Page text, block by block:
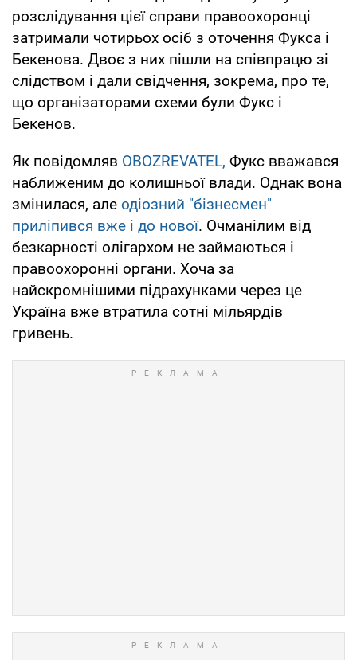
розслідування цієї справи правоохоронці
затримали чотирьох осіб з оточення Фукса і
Бекенова. Двоє з них пішли на співпрацю зі
слідством і дали свідчення, зокрема, про те,
що організаторами схеми були Фукс і
Бекенов.
Як повідомляв OBOZREVATEL, Фукс вважався
наближеним до колишньої влади. Однак вона
змінилася, але одіозний "бізнесмен"
приліпився вже і до нової. Очманілим від
безкарності олігархом не займаються і
правоохоронні органи. Хоча за
найскромнішими підрахунками через це
Україна вже втратила сотні мільярдів
гривень.